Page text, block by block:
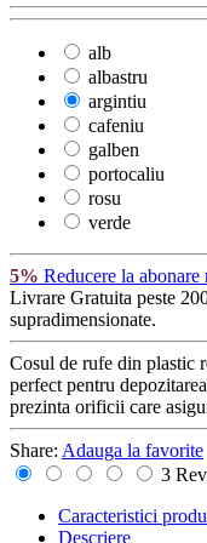
alb
albastru
argintiu
cafeniu
galben
portocaliu
rosu
verde
5% Reducere la abonare
Livrare Gratuita peste
supradimensionate.
Cosul de rufe din plastic
perfect pentru
prezinta orificii care
Share: Adauga la favorite
3
Caracteristici
Descriere